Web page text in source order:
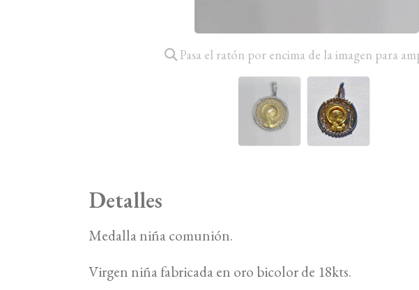
Pasa el ratón por encima de la imagen para
Detalles
Medalla niña comunión.
Virgen niña fabricada en oro bicolor de 18kts.